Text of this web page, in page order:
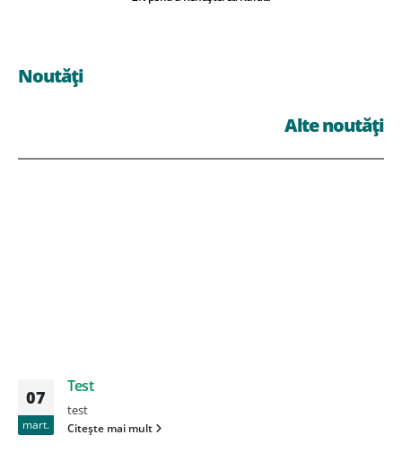
Noutăți
Alte noutăți
07
mart.
Test
test
Citește mai mult